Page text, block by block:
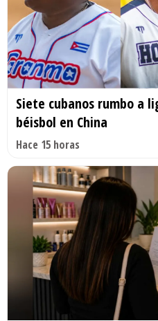
Siete cubanos rumbo a
béisbol en China
Hace 15 horas